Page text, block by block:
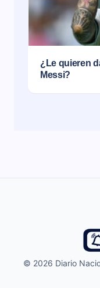
¿Le quieren
Messi?
© 2026 Diario